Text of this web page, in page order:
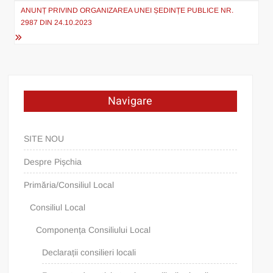
ANUNȚ PRIVIND ORGANIZAREA UNEI ȘEDINȚE PUBLICE NR.
2987 DIN 24.10.2023
Navigare
SITE NOU
Despre Pișchia
Primăria/Consiliul Local
Consiliul Local
Componența Consiliului Local
Declarații consilieri locali